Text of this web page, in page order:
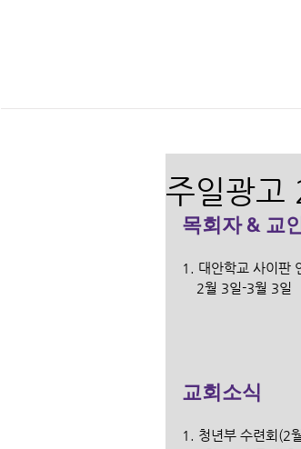
주일광고
목회자 & 교
1. 대안학교 사이판
2
교회소식
1. 청년부 수련회(2